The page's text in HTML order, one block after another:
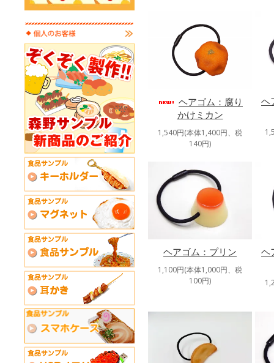
ヘアゴム：腐り
かけミカン
1,540円(本体1,400円、税
140円)
ヘ
ヘアゴム：プリン
1,100円(本体1,000円、税
100円)
ヘ